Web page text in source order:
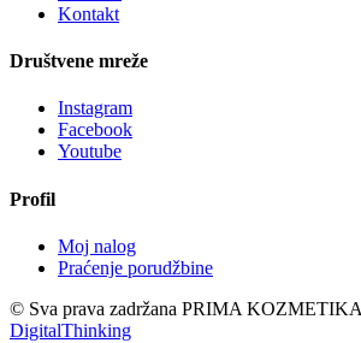
Kontakt
Društvene mreže
Instagram
Facebook
Youtube
Profil
Moj nalog
Praćenje porudžbine
© Sva prava zadržana PRIMA
DigitalThinking